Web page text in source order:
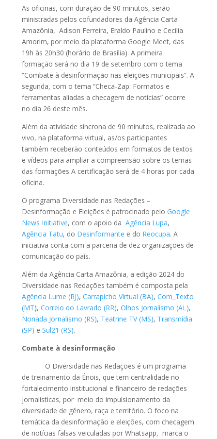
As oficinas, com duração de 90 minutos, serão
ministradas pelos cofundadores da Agência Carta
Amazônia, Adison Ferreira, Eraldo Paulino e Cecilia
Amorim, por meio da plataforma Google Meet, das
19h às 20h30 (horário de Brasília). A primeira
formação será no dia 19 de setembro com o tema
“Combate à desinformação nas eleições municipais”. A
segunda, com o tema “Checa-Zap: Formatos e
ferramentas aliadas a checagem de notícias” ocorre
no dia 26 deste mês.
Além da atividade síncrona de 90 minutos, realizada ao
vivo, na plataforma virtual, as/os participantes
também receberão conteúdos em formatos de textos
e vídeos para ampliar a compreensão sobre os temas
das formações A certificação será de 4 horas por cada
oficina.
O programa Diversidade nas Redações –
Desinformação e Eleições é patrocinado pelo Google
News Initiative, com o apoio da Agência Lupa,
Agência Tatu, do Desinformante e do Reocupa. A
iniciativa conta com a parceria de dez organizações de
comunicação do país.
Além da Agência Carta Amazônia, a edição 2024 do
Diversidade nas Redações também é composta pela
Agência Lume (RJ), Carrapicho Virtual (BA), Com_Texto
(MT), Correio do Lavrado (RR), Olhos Jornalismo (AL),
Nonada Jornalismo (RS), Teatrine TV (MS), Transmídia
(SP) e Sul21 (RS).
Combate à desinformação
O Diversidade nas Redações é um programa
de treinamento da Énois, que tem centralidade no
fortalecimento institucional e financeiro de redações
jornalísticas, por meio do impulsionamento da
diversidade de gênero, raça e território. O foco na
temática da desinformação e eleições, com checagem
de notícias falsas veiculadas por Whatsapp, marca o